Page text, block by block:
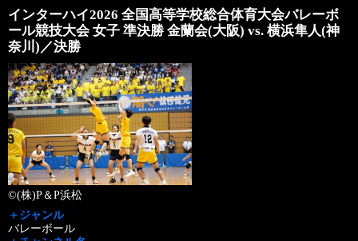
インターハイ2026 全国高等学校総合体育大会バレーボ
ール競技大会 女子 準決勝 金蘭会(大阪) vs. 横浜隼人(神
奈川)／決勝
©(株)P＆P浜松
＋ジャンル
バレーボール